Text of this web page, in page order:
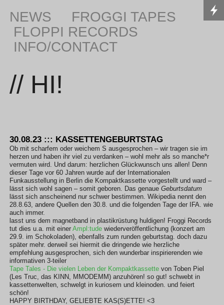
NEWS
FROGGI TAPES
FLOPPI RECORDS
INFO/CONTACT
// HI!
30.08.23 ::: KASSETTENGEBURTSTAG
Ob mit scharfem oder weichem S ausgesprochen – wir tragen sie im
herzen und haben ihr viel zu verdanken – wohl mehr als so manche*r
vermuten wird. Und darum: herzlichen Glückwunsch uns allen! Denn
dieser Tage vor 60 Jahren wurde auf der Internationalen
Funkausstellung in Berlin die Kompaktkassette vorgestellt und ward –
lässt sich wohl sagen – somit geboren. Das genaueGeburtsdatum
lässt sich anscheinend nur schwer bestimmen. Wikipedia nennt den
28.8.63, andere Quellen den 30.8. und die folgenden Tage der IFA. wie
auch immer.
lasst uns dem magnetband in plastikrüstung huldigen! Froggi Records
tut dies u.a. mit einerAmpl:tude wiederveröffentlichung (konzert am
29.9. im Schokoladen), ebenfalls zum runden geburtstag. doch dazu
später mehr. derweil sei hiermit die dringende wie herzliche
empfehlung ausgesprochen, sich den wunderbar inspirierenden wie
informativen 3-teiler
Tape Tales - Die vielen Leben der Kompaktkassette von Toben Piel
(Les Truc, das KINN, MMODEMM) anzuhören! so gut! schwebt in
kassettenwelten, schwelgt in kuriosem und kleinoden. und feiert
schön!
HAPPY BIRTHDAY, GELIEBTE KAS(S)ETTE! <3